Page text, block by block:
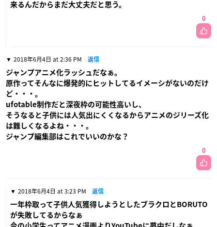
来るんだからまだ大丈夫だと思う。
0
2018年6月4日 at 2:36 PM 返信
ジャンプアニメ化ラッシュだなぁ。
原作ってそんなに爆発的にヒットしてるイメーシがないのだけ
ど・・・。
ufotable制作だと深夜枠の可能性高いし、
そうなると子供には人気出にくくなるからアニメのジリーズ化
は難しくなるよね・・・。
ジャンプ編集部はこれでいいのかな？
0
2018年6月4日 at 3:23 PM 返信
一年枠取って子供人気獲得しようとしたブラクロとBORUTO
が失敗してるからなぁ
今の小学生ってアニメ漫画よりYouTubeに夢中だしなぁ